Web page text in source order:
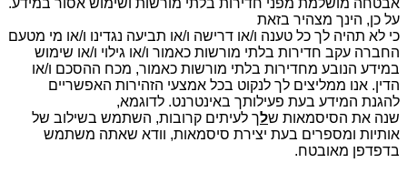
אבטחה מושלמת מפני חדירות בלתי מורשות ושימוש אסור במידע.
על כן, הינך מצהיר בזאת
כי לא תהיה לך כל טענה ו/או דרישה ו/או תביעה נגדינו ו/או מי מטעם
החברה עקב חדירות בלתי מורשות כאמור ו/או גילוי ו/או שימוש
במידע הנובע מחדירות בלתי מורשות כאמור, מכח ההסכם ו/או
הדין. אנו ממליצים לך לנקוט בכל אמצעי הזהירות האפשריים
להגנת המידע בעת פעילותך באינטרנט. לדוגמא,
שנה את הסיסמאות שלך לעיתים קרובות, השתמש בשילוב של
אותיות ומספרים בעת יצירת סיסמאות, וודא שאתה משתמש
בדפדפן מאובטח.